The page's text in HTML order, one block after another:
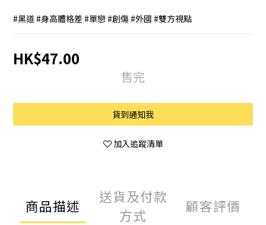
#黑道 #身高體格差 #單戀 #創傷 #外國 #雙方視點
HK$47.00
售完
貨到通知我
加入追蹤清單
商品描述
送貨及付款
方式
顧客評價